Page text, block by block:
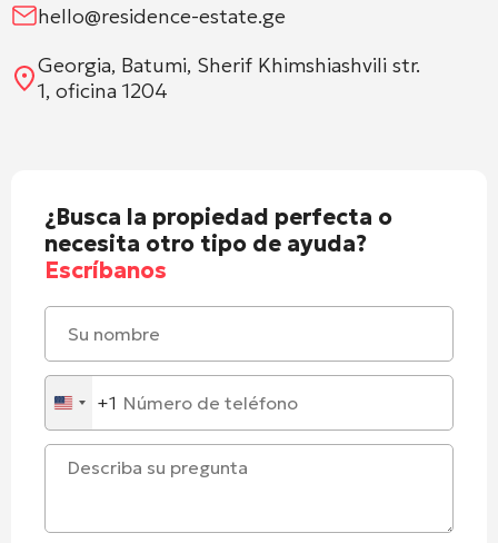
hello@residence-estate.ge
Georgia, Batumi, Sherif Khimshiashvili str.
1, oficina 1204
¿Busca la propiedad perfecta o
necesita otro tipo de ayuda?
Escríbanos
United
States
+1
+1